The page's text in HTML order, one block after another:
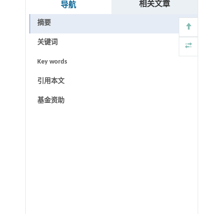
导航 相关文章
摘要
关键词
Key words
引用本文
基金资助